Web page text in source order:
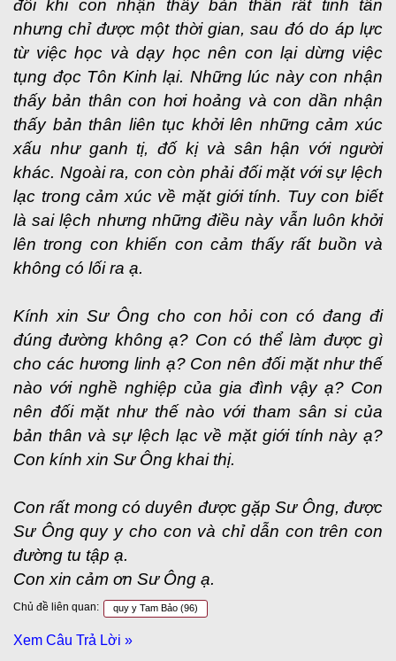
đôi khi con nhận thấy bản thân rất tinh tấn
nhưng chỉ được một thời gian, sau đó do áp lực
từ việc học và dạy học nên con lại dừng việc
tụng đọc Tôn Kinh lại. Những lúc này con nhận
thấy bản thân con hơi hoảng và con dần nhận
thấy bản thân liên tục khởi lên những cảm xúc
xấu như ganh tị, đố kị và sân hận với người
khác. Ngoài ra, con còn phải đối mặt với sự lệch
lạc trong cảm xúc về mặt giới tính. Tuy con biết
là sai lệch nhưng những điều này vẫn luôn khởi
lên trong con khiến con cảm thấy rất buồn và
không có lối ra ạ.
Kính xin Sư Ông cho con hỏi con có đang đi
đúng đường không ạ? Con có thể làm được gì
cho các hương linh ạ? Con nên đối mặt như thế
nào với nghề nghiệp của gia đình vậy ạ? Con
nên đối mặt như thế nào với tham sân si của
bản thân và sự lệch lạc về mặt giới tính này ạ?
Con kính xin Sư Ông khai thị.
Con rất mong có duyên được gặp Sư Ông, được
Sư Ông quy y cho con và chỉ dẫn con trên con
đường tu tập ạ.
Con xin cảm ơn Sư Ông ạ.
Chủ đề liên quan: quy y Tam Bảo (96)
Xem Câu Trả Lời »